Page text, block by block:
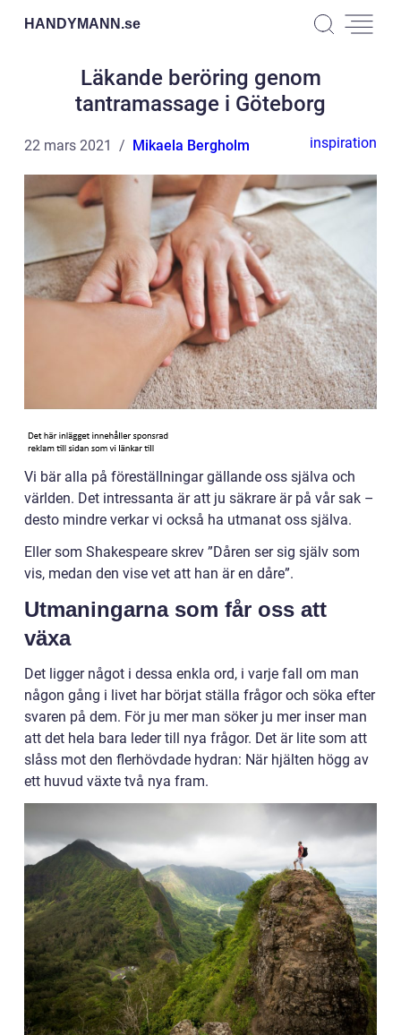
HANDYMANN.se
Läkande beröring genom
tantramassage i Göteborg
22 mars 2021 Mikaela Bergholm inspiration
Vi bär alla på föreställningar gällande oss själva och
världen. Det intressanta är att ju säkrare är på vår sak –
desto mindre verkar vi också ha utmanat oss själva.
Eller som Shakespeare skrev ”Dåren ser sig själv som
vis, medan den vise vet att han är en dåre”.
Utmaningarna som får oss att
växa
Det ligger något i dessa enkla ord, i varje fall om man
någon gång i livet har börjat ställa frågor och söka efter
svaren på dem. För ju mer man söker ju mer inser man
att det hela bara leder till nya frågor. Det är lite som att
slåss mot den flerhövdade hydran: När hjälten högg av
ett huvud växte två nya fram.